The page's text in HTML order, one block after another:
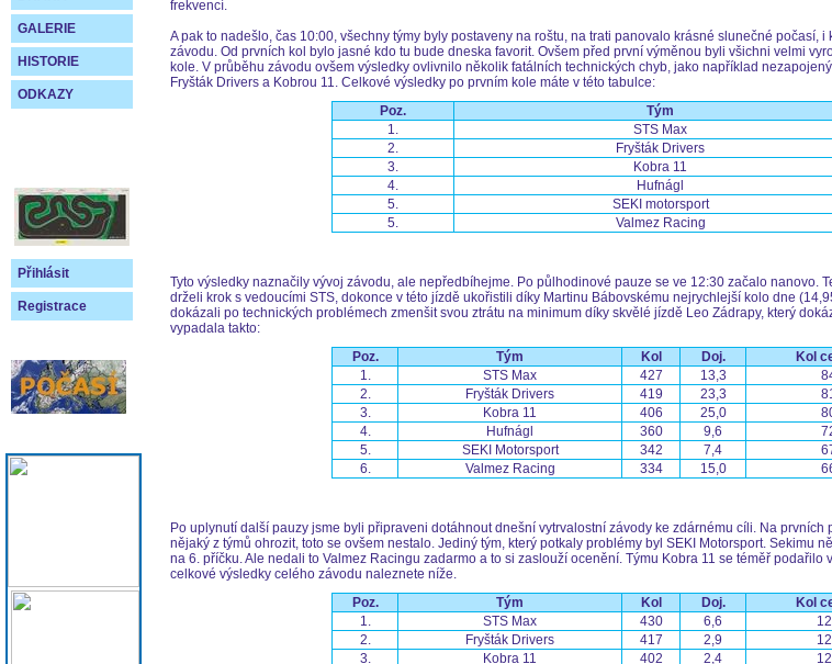
GALERIE
HISTORIE
ODKAZY
Přihlásit
Registrace
frekvencí.
A pak to nadešlo, čas 10:00, všechny týmy byly postaveny na roštu, na trati panovalo krásné slunečné počasí,
závodu. Od prvních kol bylo jasné kdo tu bude dneska favorit. Ovšem před první výměnou byli všichni velmi
kole. V průběhu závodu ovšem výsledky ovlivnilo několik fatálních technických chyb, jako například
Fryšták Drivers a Kobrou 11. Celkové výsledky po prvním kole máte v této tabulce:
Poz.
Tým
1.
STS Max
2.
Fryšták Drivers
3.
Kobra 11
4.
Hufnágl
5.
SEKI motorsport
5.
Valmez Racing
Tyto výsledky naznačily vývoj závodu, ale nepředbíhejme. Po půlhodinové pauze se ve 12:30 začalo nanovo.
drželi krok s vedoucími STS, dokonce v této jízdě ukořistili díky Martinu Bábovskému nejrychlejší kolo dne
dokázali po technických problémech zmenšit svou ztrátu na minimum díky skvělé jízdě Leo Zádrapy, který
vypadala takto:
Poz.
Tým Kol Doj. Kol
1.
STS Max 427 13,3
2.
Fryšták Drivers 419 23,3
3.
Kobra 11 406 25,0
4.
Hufnágl 360 9,6
5.
SEKI Motorsport 342 7,4
6.
Valmez Racing 334 15,0
Po uplynutí další pauzy jsme byli připraveni dotáhnout dnešní vytrvalostní závody ke zdárnému cíli. Na
nějaký z týmů ohrozit, toto se ovšem nestalo. Jediný tým, který potkaly problémy byl SEKI Motorsport. Sekimu
na 6. příčku. Ale nedali to Valmez Racingu zadarmo a to si zaslouží ocenění. Týmu Kobra 11 se téměř
celkové výsledky celého závodu naleznete níže.
Poz.
Tým Kol Doj. Kol
1.
STS Max 430 6,6
2.
Fryšták Drivers 417 2,9
3.
Kobra 11 402 2,4